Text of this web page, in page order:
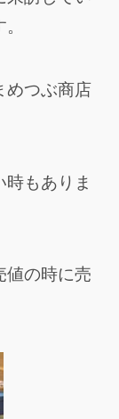
めつぶ商店
もありま
値の時に売